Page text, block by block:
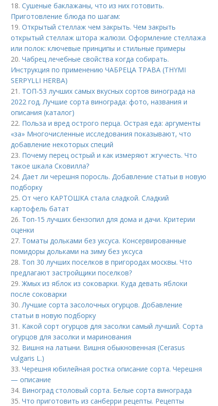
18.Сушеные баклажаны, что из них готовить.
Приготовление блюда по шагам:
19.Открытый стеллаж чем закрыть. Чем закрыть
открытый стеллаж штора жалюзи. Оформление стеллажа
или полок: ключевые принципы и стильные примеры
20.Чабрец лечебные свойства когда собирать.
Инструкция по применению ЧАБРЕЦА ТРАВА (THYMI
SERPYLLI HERBA)
21. ТОП-53 лучших самых вкусных сортов винограда на
2022 год. Лучшие сорта винограда: фото, названия и
описания (каталог)
22. Польза и вред острого перца. Острая еда: аргументы
«за» Многочисленные исследования показывают, что
добавление некоторых специй
23. Почему перец острый и как измеряют жгучесть. Что
такое шкала Сковилла?
24. Дает ли черешня поросль. Добавление статьи в новую
подборку
25.От чего КАРТОШКА стала сладкой. Сладкий
картофель батат
26. Топ-15 лучших бензопил для дома и дачи. Критерии
оценки
27. Томаты дольками без уксуса. Консервированные
помидоры дольками на зиму без уксуса
28. Топ 30 лучших поселков в пригородах москвы. Что
предлагают застройщики поселков?
29.Жмых из яблок из соковарки. Куда девать яблоки
после соковарки
30. Лучшие сорта засолочных огурцов. Добавление
статьи в новую подборку
31. Какой сорт огурцов для засолки самый лучший. Сорта
огурцов для засолки и маринования
32. Вишня на латыни. Вишня обыкновенная (Cerasus
vulgaris L.)
33.Черешня юбилейная ростка описание сорта. Черешня
— описание
34. Виноград столовый сорта. Белые сорта винограда
35.Что приготовить из санберри рецепты. Рецепты